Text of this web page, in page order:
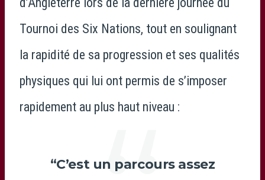
Tournoi des Six Nations, tout en soulignant
la rapidité de sa progression et ses qualités
physiques qui lui ont permis de s’imposer
rapidement au plus haut niveau :
“C’est un parcours assez